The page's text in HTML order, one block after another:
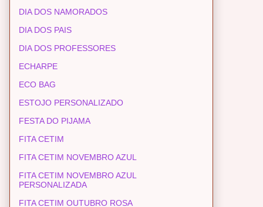
DIA DOS NAMORADOS
DIA DOS PAIS
DIA DOS PROFESSORES
ECHARPE
ECO BAG
ESTOJO PERSONALIZADO
FESTA DO PIJAMA
FITA CETIM
FITA CETIM NOVEMBRO AZUL
FITA CETIM NOVEMBRO AZUL
PERSONALIZADA
FITA CETIM OUTUBRO ROSA